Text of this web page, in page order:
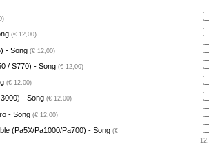
(€ 12,00)
- Song (€ 12,00)
/ S770) - Song (€ 12,00)
(€ 12,00)
- Song (€ 12,00)
- Song (€ 12,00)
(Pa5X/Pa1000/Pa700) - Song (€